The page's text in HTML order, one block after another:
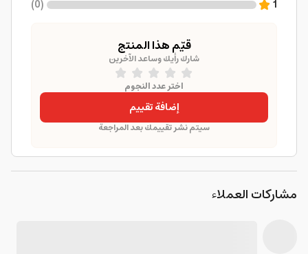
1
(
0
)
قيّم هذا المنتج
شارك رأيك وساعد الآخرين
اختر عدد النجوم
إضافة تقييم
سيتم نشر تقييمك بعد المراجعة
مشاركات العملاء